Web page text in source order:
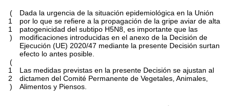
(
1
1
)
(
1
2
)
Dada la urgencia de la situación epidemiológica en la Unión
por lo que se refiere a la propagación de la gripe aviar de alta
patogenicidad del subtipo H5N8, es importante que las
modificaciones introducidas en el anexo de la Decisión de
Ejecución (UE) 2020/47 mediante la presente Decisión surtan
efecto lo antes posible.
Las medidas previstas en la presente Decisión se ajustan al
dictamen del Comité Permanente de Vegetales, Animales,
Alimentos y Piensos.